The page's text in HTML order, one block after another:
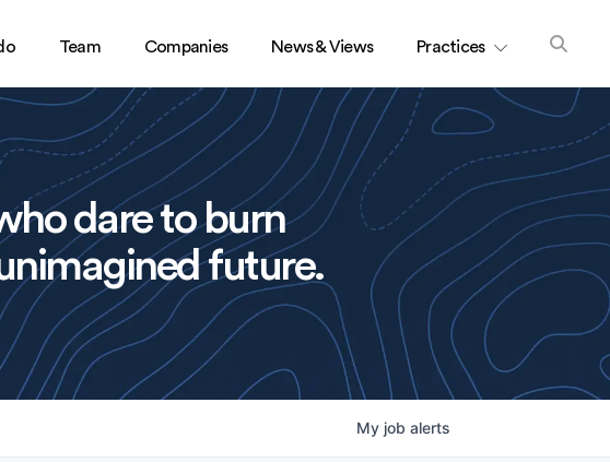
Team Companies News & Views Practices
dare to burn
future.
My job alerts